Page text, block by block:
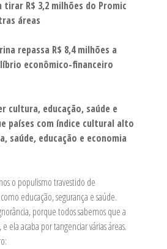
tirar R$ 3,2 milhões do Promic
áreas
repassa R$ 8,4 milhões a
econômico-financeiro
cultura, educação, saúde e
países com índice cultural alto
saúde, educação e economia
o populismo travestido de
educação, segurança e saúde.
porque todos sabemos que a
ela acaba por tangenciar várias áreas.